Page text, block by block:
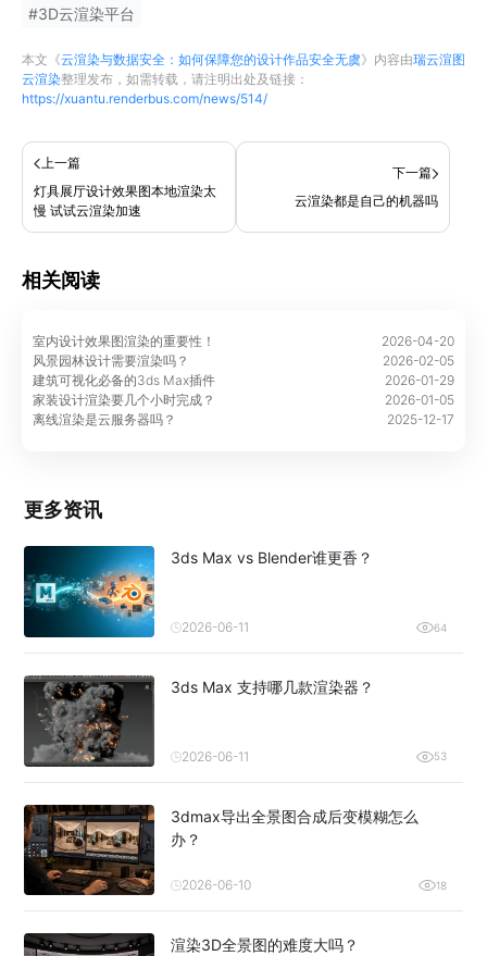
#3D云渲染平台
本文《云渲染与数据安全：如何保障您的设计作品安全无虞》内容由瑞云渲图
云渲染整理发布，如需转载，请注明出处及链接：
https://xuantu.renderbus.com/news/514/
上一篇
灯具展厅设计效果图本地渲染太
慢 试试云渲染加速
下一篇
云渲染都是自己的机器吗
相关阅读
室内设计效果图渲染的重要性！
2026-04-20
风景园林设计需要渲染吗？
2026-02-05
建筑可视化必备的3ds Max插件
2026-01-29
家装设计渲染要几个小时完成？
2026-01-05
离线渲染是云服务器吗？
2025-12-17
更多资讯
3ds Max vs Blender谁更香？
2026-06-11 64
3ds Max 支持哪几款渲染器？
2026-06-11 53
3dmax导出全景图合成后变模糊怎么
办？
2026-06-10 18
渲染3D全景图的难度大吗？